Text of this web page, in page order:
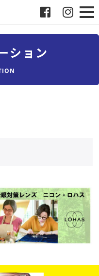
ション